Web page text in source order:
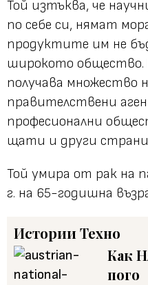
Той изтъква, че
по себе си, нямат
продуктите им не
широкото общество.
получава множество
правителствени
професионални
щати и други
Той умира от рак на
г. на 65-годишна
ИсторииТехно
Как
пого